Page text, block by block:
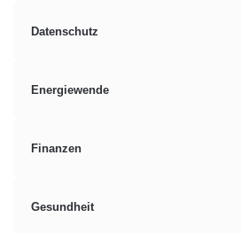
Datenschutz
Energiewende
Finanzen
Gesundheit